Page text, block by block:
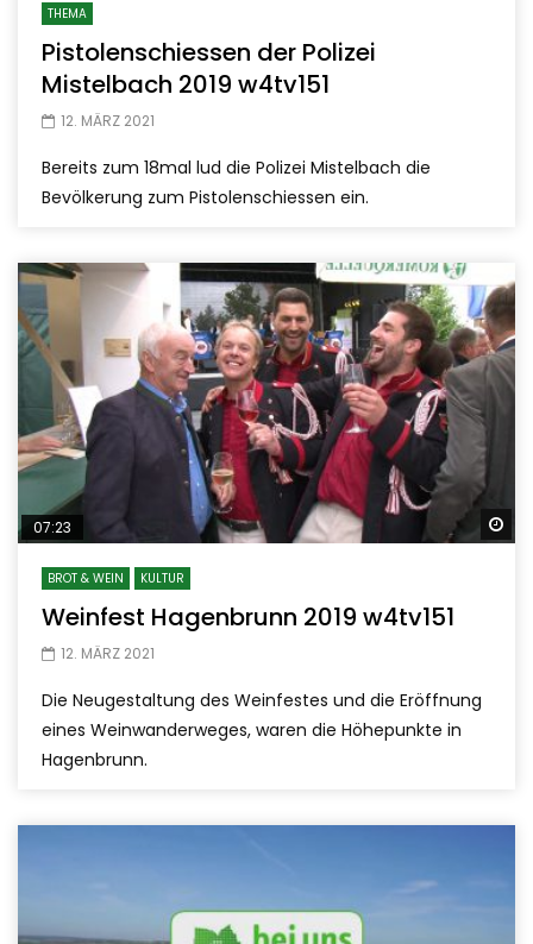
THEMA
Pistolenschiessen der Polizei
Mistelbach 2019 w4tv151
12. MÄRZ 2021
Bereits zum 18mal lud die Polizei Mistelbach die
Bevölkerung zum Pistolenschiessen ein.
07:23
BROT & WEIN KULTUR
Weinfest Hagenbrunn 2019 w4tv151
12. MÄRZ 2021
Die Neugestaltung des Weinfestes und die Eröffnung
eines Weinwanderweges, waren die Höhepunkte in
Hagenbrunn.